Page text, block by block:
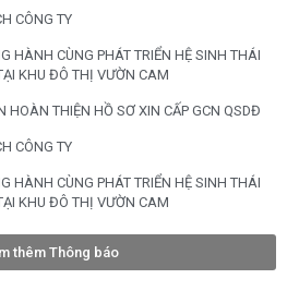
CÔNG TY
HÀNH CÙNG PHÁT TRIỂN HỆ SINH THÁI
KHU ĐÔ THỊ VƯỜN CAM
HOÀN THIỆN HỒ SƠ XIN CẤP GCN QSDĐ
CÔNG TY
HÀNH CÙNG PHÁT TRIỂN HỆ SINH THÁI
KHU ĐÔ THỊ VƯỜN CAM
thêm Thông báo